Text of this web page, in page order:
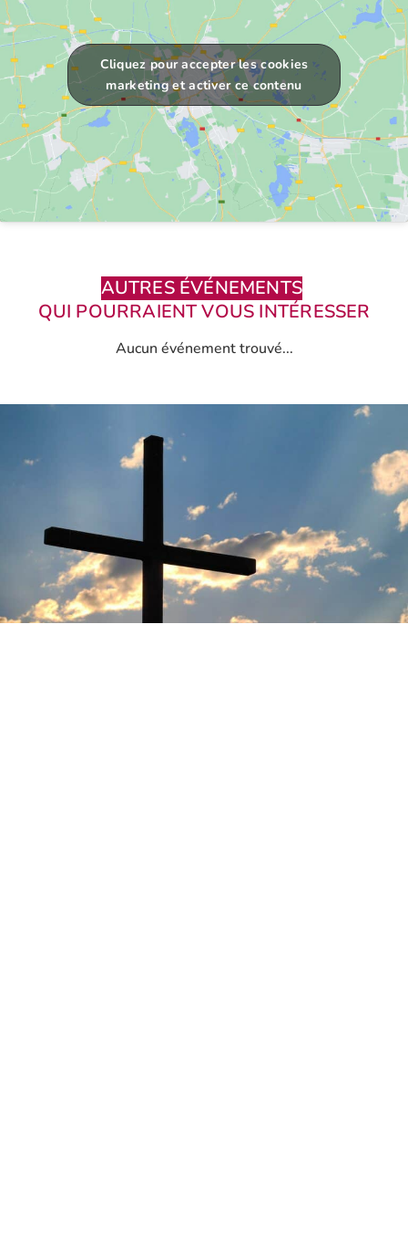
Cliquez pour accepter les cookies
marketing et activer ce contenu
AUTRES ÉVÉNEMENTS
QUI POURRAIENT VOUS INTÉRESSER
Aucun événement trouvé...